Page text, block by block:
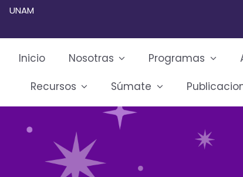
UNAM
Inicio Nosotras Programas
Recursos
Súmate